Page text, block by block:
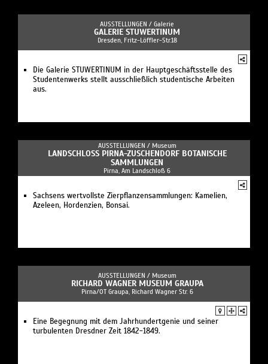
AUSSTELLUNGEN / Galerie
GALERIE STUWERTINUM
Dresden, Fritz-Löffler-Str.18
Die Galerie STUWERTINUM in der Hauptgeschäftsstelle des
Studentenwerks stellt ausschließlich studentische Arbeiten
aus.
AUSSTELLUNGEN / Museum
LANDSCHLOSS PIRNA-ZUSCHENDORF BOTANISCHE S
AMMLUNGEN
Pirna, Am Landschloß 6
Sachsens wertvollste Zierpflanzensammlungen: Kamelien,
Azeleen, Hordenzien, Bonsai.
AUSSTELLUNGEN / Museum
RICHARD WAGNER MUSEUM GRAUPA
Pirna/OT Graupa, Richard Wagner Str. 6
Eine Begegnung mit dem Jahrhundertgenie und seiner
turbulenten Dresdner Zeit 1842-1849.